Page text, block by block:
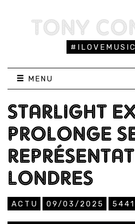
TONY
MENU
STARLIGHT
PROLONGE
LONDRES
ACTU 09/03/2025 5441